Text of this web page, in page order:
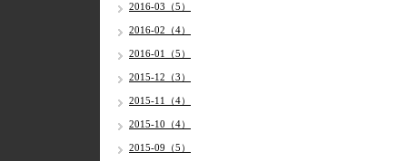
2016-03（5）
2016-02（4）
2016-01（5）
2015-12（3）
2015-11（4）
2015-10（4）
2015-09（5）